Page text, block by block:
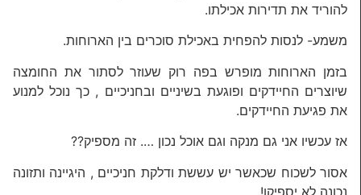
להוריד את תדירות אכילתו.
משמע- לנסות להפחית באכילת סוכרים בין הארוחות.
בזמן הארוחות מופרש בפה רוק שעוזר לסתור את החומצה
שיוצרים החיידקים ופוגעת בשיניים ובחניכיים , כך נוכל למנוע
את פגיעת החיידקים.
אז עכשיו אני גם מנקה וגם אוכל נכון …. זה מספיק??
אסור לשכוח שכאשר יש עששת ודלקת חניכיים , היגיינה ותזונה
נכונה לא יספיקו!.